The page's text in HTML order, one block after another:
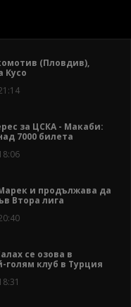
(Пловдив),
Кусо
за ЦСКА - Макаби:
7000 билета
и продължава да
Втора лига
се озова в
голям клуб в Турция